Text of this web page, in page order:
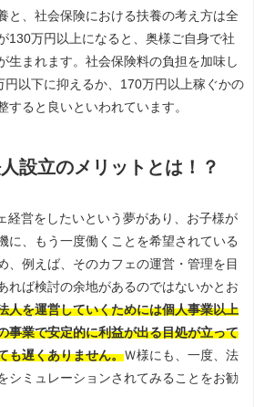
と、社会保険における扶養の考え方は全
130万円以上になると、奥様ご自身で社
生まれます。社会保険料の負担を加味し
円以下に抑えるか、170万円以上稼ぐかの
すると良いといわれています。
設立のメリットとは！？
経営をしたいという夢があり、お子様が
に、もう一度働くことを希望されている
、例えば、そのカフェの運営・管理を目
れば検討の余地があるのではないかとお
人を運営していくためには個人事業以上
事業で安定的に利益が出る目処が立って
も遅くありません。Ｗ様にも、一度、法
シミュレーションされてみることをお勧